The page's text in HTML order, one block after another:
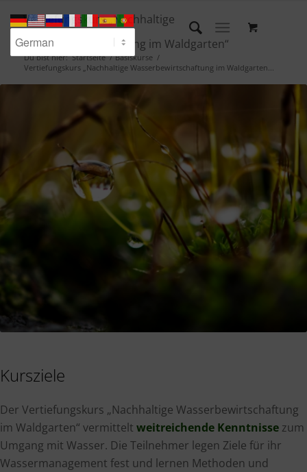
Vertiefungskurs „Nachhaltige
Wasserbewirtschaftung im Waldgarten“
Du bist hier: Startseite / Basiskurse /
Vertiefungskurs „Nachhaltige Wasserbewirtschaftung im Waldgarten...
Kursziele
Der Vertiefungskurs „Nachhaltige Wasserbewirtschaftung
im Waldgarten“ vermittelt weitreichende Kenntnisse zum
Umgang mit Wasser. Die Teilnehmer legen Ziele für ihr
Wassermanagement fest und lernen Methoden und